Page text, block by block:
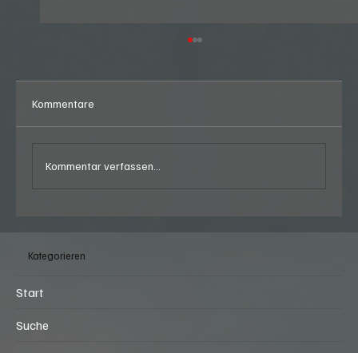
07.08.2026, ab 18:00 Uhr
Kommentare
Kommentar verfassen...
Kategorieren
Start
Suche